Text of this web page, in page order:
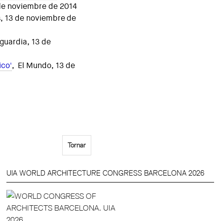
noviembre de 2014
13 de noviembre de
13 de
, El Mundo, 13 de
Tornar
UIA WORLD ARCHITECTURE CONGRESS BARCELONA 2026